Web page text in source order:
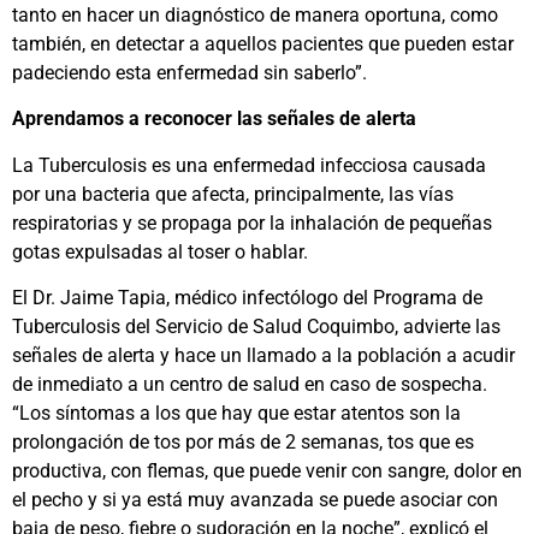
tanto en hacer un diagnóstico de manera oportuna, como
también, en detectar a aquellos pacientes que pueden estar
padeciendo esta enfermedad sin saberlo”.
Aprendamos a reconocer las señales de alerta
La Tuberculosis es una enfermedad infecciosa causada
por una bacteria que afecta, principalmente, las vías
respiratorias y se propaga por la inhalación de pequeñas
gotas expulsadas al toser o hablar.
El Dr. Jaime Tapia, médico infectólogo del Programa de
Tuberculosis del Servicio de Salud Coquimbo, advierte las
señales de alerta y hace un llamado a la población a acudir
de inmediato a un centro de salud en caso de sospecha.
“Los síntomas a los que hay que estar atentos son la
prolongación de tos por más de 2 semanas, tos que es
productiva, con flemas, que puede venir con sangre, dolor en
el pecho y si ya está muy avanzada se puede asociar con
baja de peso, fiebre o sudoración en la noche”, explicó el